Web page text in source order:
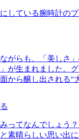
している腕時計の
がらも、「美しさ
が生まれました。
から醸し出される“
ってなんでしょう
素晴らしい思い出